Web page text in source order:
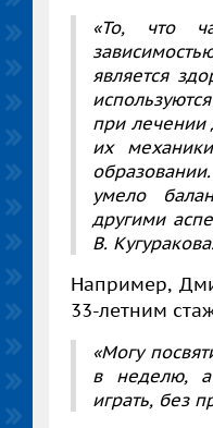
«То, что
является
при лечении
их
умело
другими
В. Кугуракова.
Например,
33-летним
«Могу
в неделю,
играть, без